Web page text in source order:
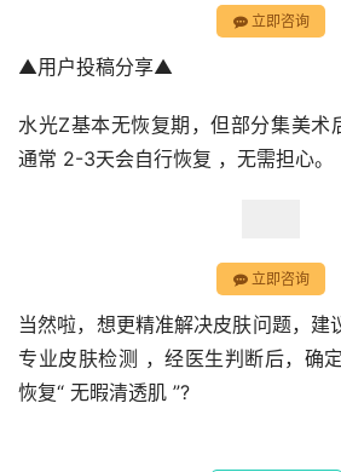
立即咨询
▲用户投稿分享▲
水光Z基本无恢复期，但部分集美术
通常 2-3天会自行恢复 ，无需担心。
立即咨询
当然啦，想更精准解决皮肤问题，建
专业皮肤检测 ，经医生判断后，确
恢复“ 无暇清透肌 ”?